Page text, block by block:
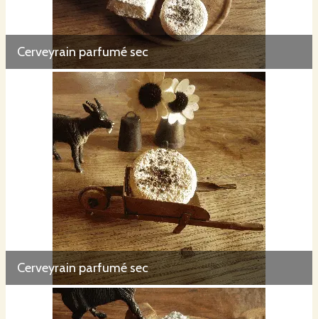
Cerveyrain parfumé sec
Cerveyrain parfumé sec